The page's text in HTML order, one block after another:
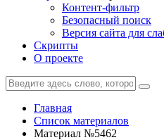
Контент-фильтр
Безопасный поиск
Версия сайта для
Скрипты
О проекте
Главная
Список материалов
Материал №5462